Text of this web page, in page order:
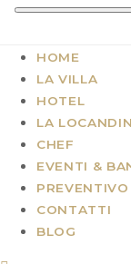
HOME
LA VILLA
HOTEL
LA
CHEF
EVENTI &
PREVENTIVO
CONTATTI
BLOG